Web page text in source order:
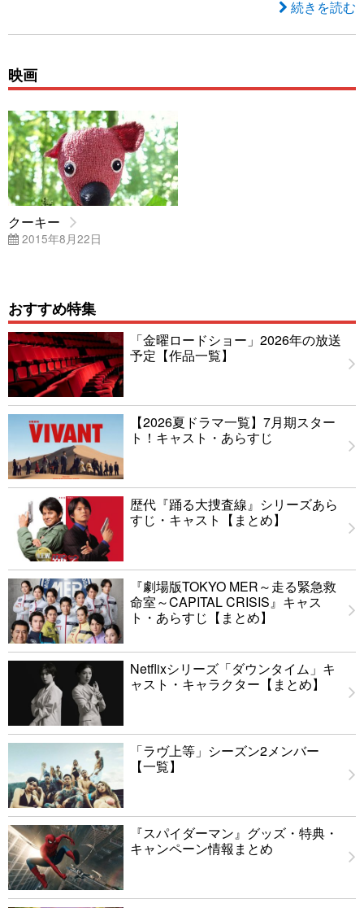
続きを読む
映画
クーキー
2015年8月22日
おすすめ特集
「金曜ロードショー」2026年の放送
予定【作品一覧】
【2026夏ドラマ一覧】7月期スター
ト！キャスト・あらすじ
歴代『踊る大捜査線』シリーズあら
すじ・キャスト【まとめ】
『劇場版TOKYO MER～走る緊急救
命室～CAPITAL CRISIS』キャス
ト・あらすじ【まとめ】
Netflixシリーズ「ダウンタイム」キ
ャスト・キャラクター【まとめ】
「ラヴ上等」シーズン2メンバー
【一覧】
『スパイダーマン』グッズ・特典・
キャンペーン情報まとめ